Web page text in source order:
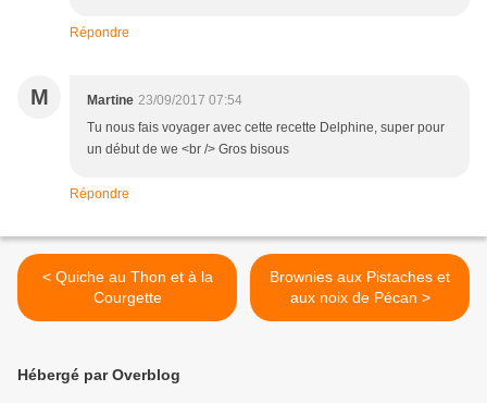
Répondre
M Martine 23/09/2017 07:54
Tu nous fais voyager avec cette recette Delphine, super pour
un début de we <br /> Gros bisous
Répondre
< Quiche au Thon et à la
Courgette
Brownies aux Pistaches et
aux noix de Pécan >
Hébergé par Overblog